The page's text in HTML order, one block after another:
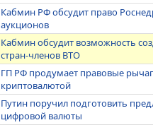
Кабмин РФ обсудит право
аукционов
Кабмин обсудит возможность
стран-членов ВТО
ГП РФ продумает правовые
криптовалютой
Путин поручил подготовить
цифровой валюты